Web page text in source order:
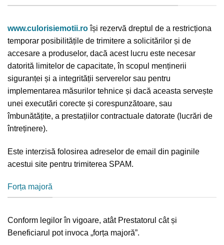
www.culorisiemotii.roîși rezervă dreptul de a restricționa
temporar posibilitățile de trimitere a solicitărilor și de
accesare a produselor, dacă acest lucru este necesar
datorită limitelor de capacitate, în scopul menținerii
siguranței și a integrității serverelor sau pentru
implementarea măsurilor tehnice și dacă aceasta servește
unei executări corecte și corespunzătoare, sau
îmbunătățite, a prestațiilor contractuale datorate (lucrări de
întreținere).
Este interzisă folosirea adreselor de email din paginile
acestui site pentru trimiterea SPAM.
Forța majoră
Conform legilor în vigoare, atât Prestatorul cât și
Beneficiarul pot invoca „forța majoră”.